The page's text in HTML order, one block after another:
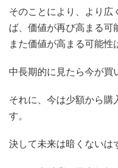
そのことにより、より広
ば、価値が再び高まる可
また価値が高まる可能性
中長期的に見たら今が買
それに、今は少額から購
す。
決して未来は暗くないは